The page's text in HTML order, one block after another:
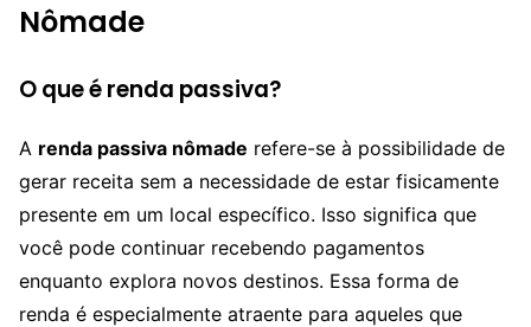
Nômade
O que é renda passiva?
A renda passiva nômade refere-se à possibilidade de
gerar receita sem a necessidade de estar fisicamente
presente em um local específico. Isso significa que
você pode continuar recebendo pagamentos
enquanto explora novos destinos. Essa forma de
renda é especialmente atraente para aqueles que